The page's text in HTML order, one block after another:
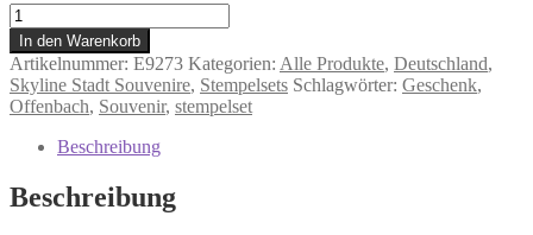
Offenbach
-
Stempel
Menge
In den Warenkorb
Artikelnummer: E9273 Kategorien: Alle Produkte, Deutschland,
Skyline Stadt Souvenire, Stempelsets Schlagwörter: Geschenk,
Offenbach, Souvenir, stempelset
Beschreibung
Beschreibung